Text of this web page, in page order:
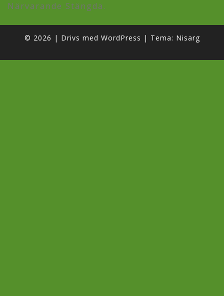
Närvarande Stängda.
© 2026 | Drivs med WordPress | Tema: Nisarg